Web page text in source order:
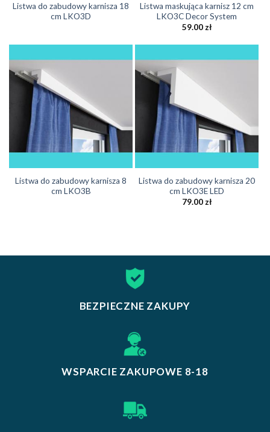
Listwa do zabudowy karnisza 18
cm LKO3D
Listwa maskująca karnisz 12 cm
LKO3C Decor System
59.00zł
Listwa do zabudowy karnisza 8
cm LKO3B
Listwa do zabudowy karnisza 20
cm LKO3E LED
79.00 zł
BEZPIECZNE ZAKUPY
WSPARCIE ZAKUPOWE 8-18